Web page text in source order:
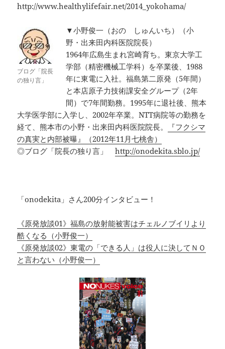
http://www.healthylifefair.net/2014_yokohama/
ブログ「院長
の独り言」
▼小野俊一（おの しゅんいち）（小
野・出来田内科医院院長）
1964年広島生まれ宮崎育ち。東京大学工
学部（精密機械工学科）を卒業後、1988
年に東電に入社。福島第二原発（5年間）
と本店原子力技術課安全グループ（2年
間）で7年間勤務。1995年に退社後、熊本
大学医学部に入学し、2002年卒業。NTT病院等の勤務を
経て、熊本市の小野・出来田内科医院院長。
『フクシマ
の真実と内部被曝』（2012年11月七桃舎）
◎ブログ「院長の独り言」http://onodekita.sblo.jp/
「onodekita」さん200分インタビュー！
《原発放談01》福島の放射能被害はチェルノブイリより
酷くなる（小野俊一）
《原発放談02》東電の「できる人」は役人に決してＮＯ
と言わない（小野俊一）